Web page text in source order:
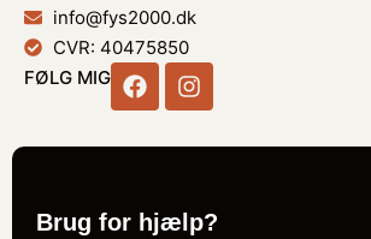
info@fys2000.dk
CVR: 40475850​
FØLG MIG
Brug for hjælp?